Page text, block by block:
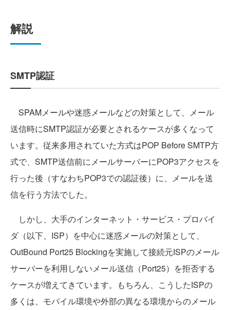
解説
SMTP認証
SPAMメールや迷惑メールなどの対策として、メール
送信時にSMTP認証が必要とされるケースが多くなって
います。従来多用されていた方式はPOP Before SMTP方
式で、SMTP送信前にメールサーバーにPOP3アクセスを
行った後（すなわちPOP3での認証後）に、メールを送
信を行う方法でした。
しかし、大手のインターネット・サービス・プロバイ
ダ（以下、ISP）を中心に迷惑メールの対策として、
OutBound Port25 Blockingを実施して接続元ISPのメール
サーバーを利用しないメール送信（Port25）を拒否する
ケースが増えてきています。もちろん、こうしたISPの
多くは、モバイル環境や外部の異なる環境からのメール